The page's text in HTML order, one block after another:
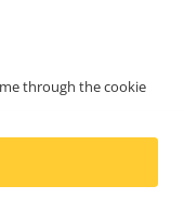
di Axis
through the cookie